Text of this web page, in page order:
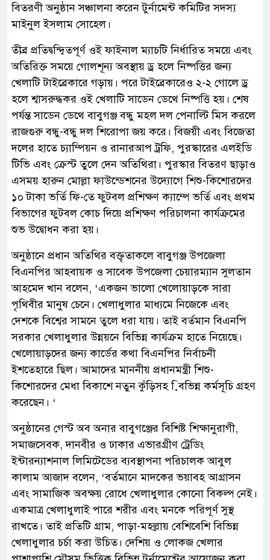
বিতরণী অনুষ্ঠান সঞ্চালনা করেন টুর্নামেন্ট কমিটির সদস্য
মাইনুল ইসলাম সোহেল।
তীব্র প্রতিদ্বন্দ্বিতপূর্ণ ওই ফাইনাল ম্যাচটি নির্ধারিত সময়ে এবং
অতিরিক্ত সময়ে গোলশূন্য অবস্থায় ড্র হলে নিষ্পত্তির জন্য
খেলাটি টাইব্রেকারে গড়ায়। পরে টাইব্রেকারেও ২-২ গোলে ড্র
হলে শ্বাসরুদ্ধকর ওই খেলাটি সাডেন ডেথে নিষ্পত্তি হয়। শেষ
পর্যন্ত সাডেন ডেথে বাবুগঞ্জ বন্ধু মহল দল পেনাল্টি মিস করলে
রাজগুরু বন্ধু-বন্ধু দল শিরোপা জয় করে। বিজয়ী এবং বিজেতা
দলের হাতে চ্যাম্পিয়ন ও রানারআপ ট্রফি, পুরস্কারের এলইডি
টিভি এবং ক্রেস্ট তুলে দেন অতিথিরা। পুরস্কার বিতরণ ছাড়াও
এসময় হারুন মোল্লা ফাউন্ডেশনের উদ্যোগে শিশু-কিশোরদের
১০ টাকা ভর্তি ফি-তে ফুটবল প্রশিক্ষণ ক্যাম্পে ভর্তি এবং প্রথম
বিভাগের ফুটবল কোচ দিয়ে প্রশিক্ষণ পরিচালনা কার্যক্রমের
শুভ উদ্বোধন করা হয়।
অনুষ্ঠানে প্রধান অতিথির বক্তৃতাকলে বাবুগঞ্জ উপজেলা
বিএনপির আহবায়ক ও সাবেক উপজেলা চেয়ারম্যান সুলতান
আহমেদ খান বলেন, ‘একজন ভালো খেলোয়াড়কে সারা
পৃথিবীর মানুষ চেনে। খেলাধুলার মাধ্যমে নিজেকে এবং
দেশকে বিশ্বের সামনে তুলে ধরা যায়। তাই বর্তমান বিএনপি
সরকার খেলাধুলার উন্নয়নে বিভিন্ন কার্যক্রম হাতে নিয়েছে।
খেলোয়াড়দের জন্য কার্ডের কথা বিএনপির নির্বাচনী
ইশতেহারে ছিল। আমাদের মাননীয় প্রধানমন্ত্রী শিশু-
কিশোরদের মেধা বিকাশে নতুন কুঁড়িসহ বি়ভিন্ন কর্মসূচি গ্রহণ
করেছেন। ‘
অনুষ্ঠানের গেস্ট অব অনার বাবুগঞ্জের বিশিষ্ট শিক্ষানুরাগী,
সমাজসেবক, দানবীর ও ঢাকার এভারগ্রীণ ট্রেডিং
ইন্টারন্যাশনাল লিমিটেডের ব্যবস্থাপনা পরিচালক আবুল
কালাম আজাদ বলেন, ‘বর্তমানে মাদকের ভয়াবহ আগ্রাসন
এবং সামাজিক অবক্ষয় রোধে খেলাধুলার কোনো বিকল্প নেই।
একমাত্র খেলাধুলাই পারে শরীর এবং মনকে পরিপূর্ণ সুস্থ
রাখতে। তাই প্রতিটি গ্রাম, পাড়া-মহল্লায় বেশিবেশি বিভিন্ন
খেলাধুলার চর্চা করা উচিত। দেশিয় ও লোকজ খেলার